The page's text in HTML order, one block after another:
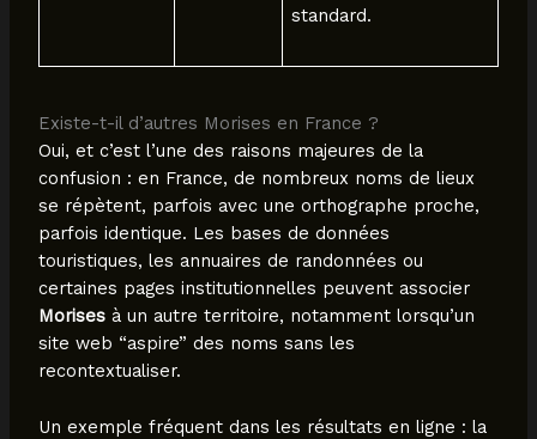
standard.
Existe-t-il d’autres Morises en France ?
Oui, et c’est l’une des raisons majeures de la
confusion : en France, de nombreux noms de lieux
se répètent, parfois avec une orthographe proche,
parfois identique. Les bases de données
touristiques, les annuaires de randonnées ou
certaines pages institutionnelles peuvent associer
Morisesà un autre territoire, notamment lorsqu’un
site web “aspire” des noms sans les
recontextualiser.
Un exemple fréquent dans les résultats en ligne : la